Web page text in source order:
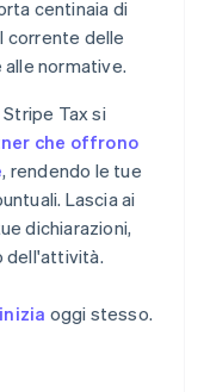
centinaia di
corrente delle
normative.
Stripe Tax si
che offrono
, rendendo le tue
Lascia ai
dichiarazioni,
dell'attività.
inizia oggi stesso.